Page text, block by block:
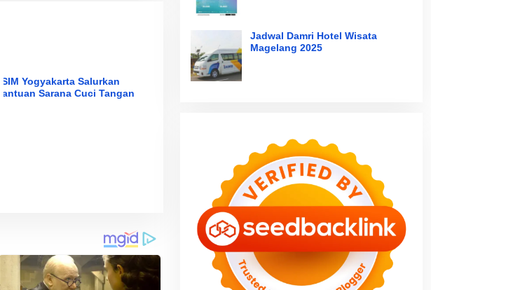
PSIM Yogyakarta Salurkan
Bantuan Sarana Cuci Tangan
Jadwal Damri Hotel Wisata
Magelang 2025